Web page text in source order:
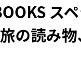
ス
の読み